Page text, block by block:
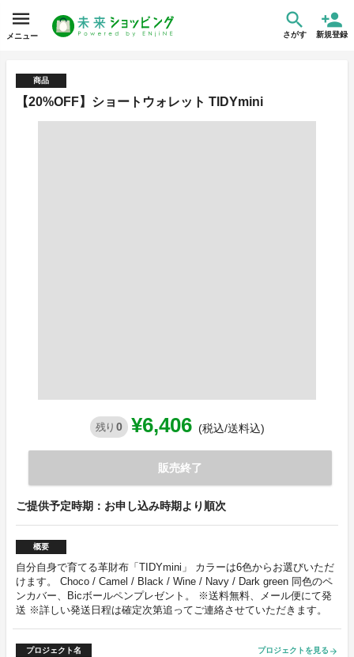
メニュー さがす 新規登録
商品
【20%OFF】ショートウォレット TIDYmini
残り 0 ¥6,406 (税込/送料込)
販売終了
ご提供予定時期：お申し込み時期より順次
概要
自分自身で育てる革財布「TIDYmini」 カラーは6色からお選びいただ
けます。 Choco / Camel / Black / Wine / Navy / Dark green 同色のペ
ンカバー、Bicボールペンプレゼント。 ※送料無料、メール便にて発
送 ※詳しい発送日程は確定次第追ってご連絡させていただきます。
プロジェクト名 プロジェクトを見る arrow_forward